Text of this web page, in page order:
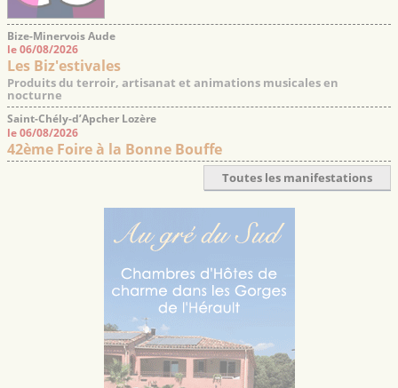
Bize-Minervois Aude
le 06/08/2026
Les Biz'estivales
Produits du terroir, artisanat et animations musicales en
nocturne
Saint-Chély-d’Apcher Lozère
le 06/08/2026
42ème Foire à la Bonne Bouffe
Toutes les manifestations